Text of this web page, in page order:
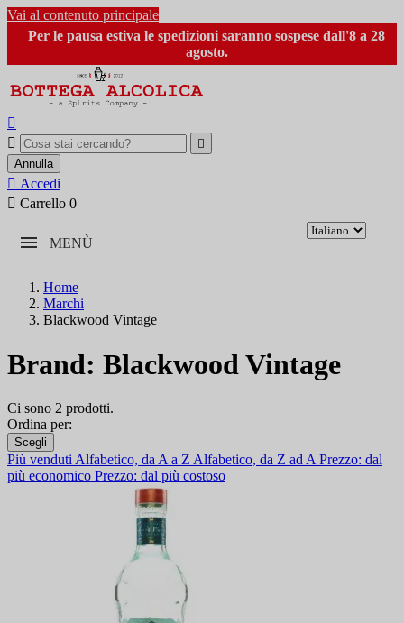
Vai al contenuto principale
Per le pausa estiva le spedizioni saranno sospese dall'8 a 28
agosto.



Annulla
 Accedi
 Carrello 0
MENÙ
Home
Marchi
Blackwood Vintage
Brand: Blackwood Vintage
Ci sono 2 prodotti.
Ordina per:
Scegli
Più venduti Alfabetico, da A a Z Alfabetico, da Z ad A Prezzo: dal
più economico Prezzo: dal più costoso